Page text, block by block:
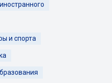
и спорта